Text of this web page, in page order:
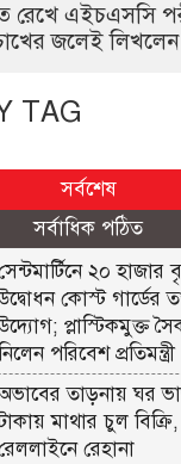
রেখে এইচএসসি
জলেই লিখলেন
TAG
সর্বশেষ
সর্বাধিক পঠিত
২০
কোস্ট গার্ডের
প্লাস্টিকমুক্ত
পরিবেশ প্রতিমন্ত্রী
তাড়নায় ঘর
মাথার চুল বিক্রি,
রেহানা